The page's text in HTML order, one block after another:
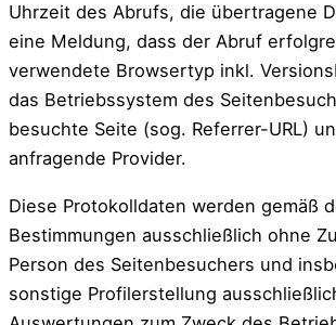
Uhrzeit des Abrufs, die übertragene
eine Meldung, dass der Abruf
verwendete Browsertyp inkl.
das Betriebssystem des
besuchte Seite (sog. Referrer-URL)
anfragende Provider.
Diese Protokolldaten werden gemäß
Bestimmungen ausschließlich ohne
Person des Seitenbesuchers und
sonstige Profilerstellung